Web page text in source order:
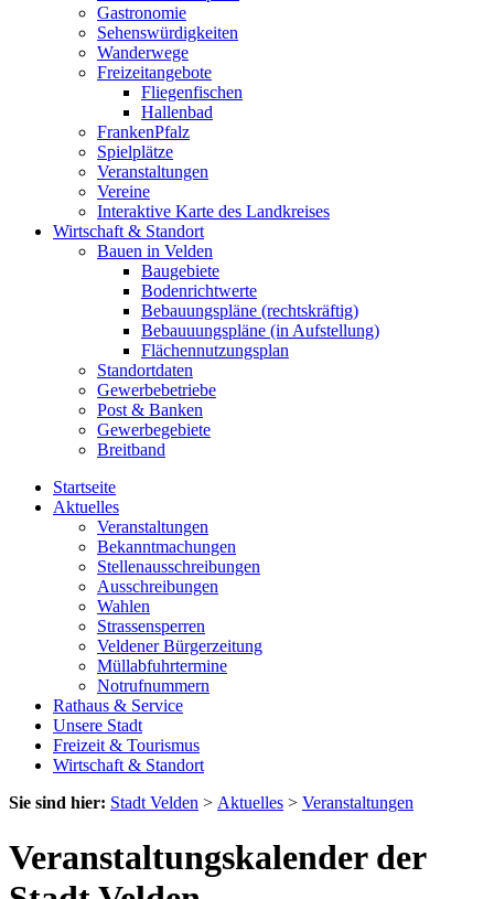
Gastronomie
Sehenswürdigkeiten
Wanderwege
Freizeitangebote
Fliegenfischen
Hallenbad
FrankenPfalz
Spielplätze
Veranstaltungen
Vereine
Interaktive Karte des Landkreises
Wirtschaft & Standort
Bauen in Velden
Baugebiete
Bodenrichtwerte
Bebauungspläne (rechtskräftig)
Bebauuungspläne (in Aufstellung)
Flächennutzungsplan
Standortdaten
Gewerbebetriebe
Post & Banken
Gewerbegebiete
Breitband
Startseite
Aktuelles
Veranstaltungen
Bekanntmachungen
Stellenausschreibungen
Ausschreibungen
Wahlen
Strassensperren
Veldener Bürgerzeitung
Müllabfuhrtermine
Notrufnummern
Rathaus & Service
Unsere Stadt
Freizeit & Tourismus
Wirtschaft & Standort
Sie sind hier: Stadt Velden > Aktuelles > Veranstaltungen
Veranstaltungskalender der